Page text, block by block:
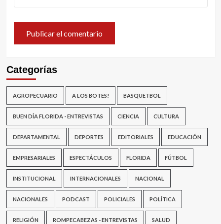
Categorías
AGROPECUARIO A LOS BOTES! BASQUETBOL
BUEN DÍA FLORIDA - ENTREVISTAS CIENCIA CULTURA
DEPARTAMENTAL DEPORTES EDITORIALES EDUCACIÓN
EMPRESARIALES ESPECTÁCULOS FLORIDA FÚTBOL
INSTITUCIONAL INTERNACIONALES NACIONAL
NACIONALES PODCAST POLICIALES POLÍTICA
RELIGIÓN ROMPECABEZAS - ENTREVISTAS SALUD